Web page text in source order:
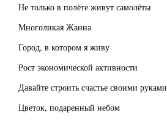
Не только в полёте живут самолёты
Многоликая Жанна
Город, в котором я живу
Рост экономической активности
Давайте строить счастье своими руками
Цветок, подаренный небом